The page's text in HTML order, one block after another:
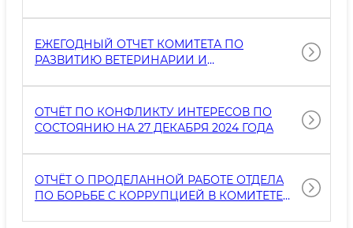
ЕЖЕГОДНЫЙ ОТЧЕТ КОМИТЕТА ПО
РАЗВИТИЮ ВЕТЕРИНАРИИ И
РАССМОТРЕНИЯ ОБРАЩЕНИЙ ПО ФАКТАМ
КОРРУПЦИИ
ОТЧЁТ ПО КОНФЛИКТУ ИНТЕРЕСОВ ПО
СОСТОЯНИЮ НА 27 ДЕКАБРЯ 2024 ГОДА
ОТЧЁТ О ПРОДЕЛАННОЙ РАБОТЕ ОТДЕЛА
ПО БОРЬБЕ С КОРРУПЦИЕЙ В КОМИТЕТЕ